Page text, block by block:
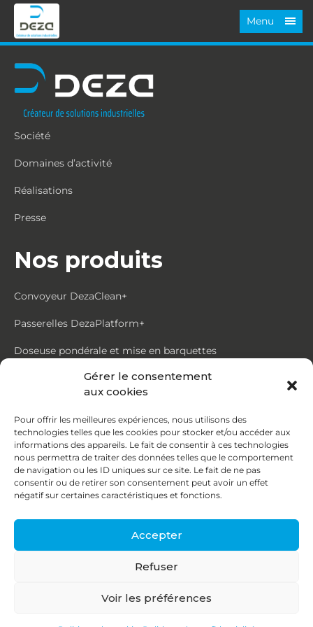
Gérer le consentement
aux cookies
Pour offrir les meilleures expériences, nous utilisons des
technologies telles que les cookies pour stocker et/ou accéder aux
informations des appareils. Le fait de consentir à ces technologies
nous permettra de traiter des données telles que le comportement
de navigation ou les ID uniques sur ce site. Le fait de ne pas
consentir ou de retirer son consentement peut avoir un effet
négatif sur certaines caractéristiques et fonctions.
Accepter
Refuser
Voir les préférences
Menu
Société
Domaines d’activité
Réalisations
Presse
Nos produits
Convoyeur DezaClean+
Passerelles DezaPlatform+
Doseuse pondérale et mise en barquettes
Trémie mouvante DezaMouv+
Contact
87, rue du Ruisseau
38070 St Quentin Fallavier
contact@deza.fr